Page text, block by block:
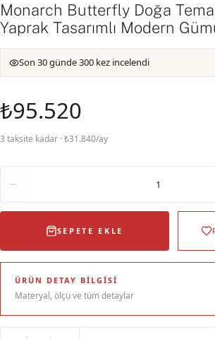
Monarch Butterfly Doğa
Yaprak Tasarımlı Modern
Son 30 günde 300 kez incelendi
₺95.520
3 taksite kadar · ₺31.840/ay
1
SEPETE EKLE
ÜRÜN DETAY BILGISI
Materyal, ölçü ve tüm detaylar